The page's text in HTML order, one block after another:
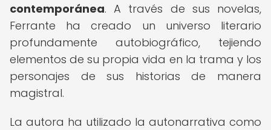
contemporánea. A través de sus novelas,
Ferrante ha creado un universo literario
profundamente autobiográfico, tejiendo
elementos de su propia vida en la trama y los
personajes de sus historias de manera
magistral.
La autora ha utilizado la autonarrativa como